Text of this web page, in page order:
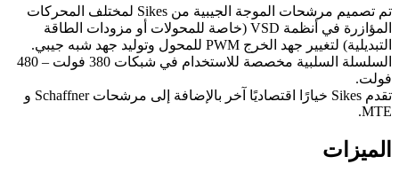
تم تصميم مرشحات الموجة الجيبية من Sikes لمختلف المحركات
المؤازرة في أنظمة VSD (خاصة للمحولات أو مزودات الطاقة
التبديلية) لتغيير جهد الخرج PWM للمحول وتوليد جهد شبه جيبي.
السلسلة السلبية مخصصة للاستخدام في شبكات 380 فولت – 480
فولت.
تقدم Sikes خيارًا اقتصاديًا آخر بالإضافة إلى مرشحات Schaffner و
MTE.
الميزات